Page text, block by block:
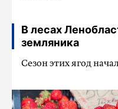
В лесах
земляника
Сезон этих ягод